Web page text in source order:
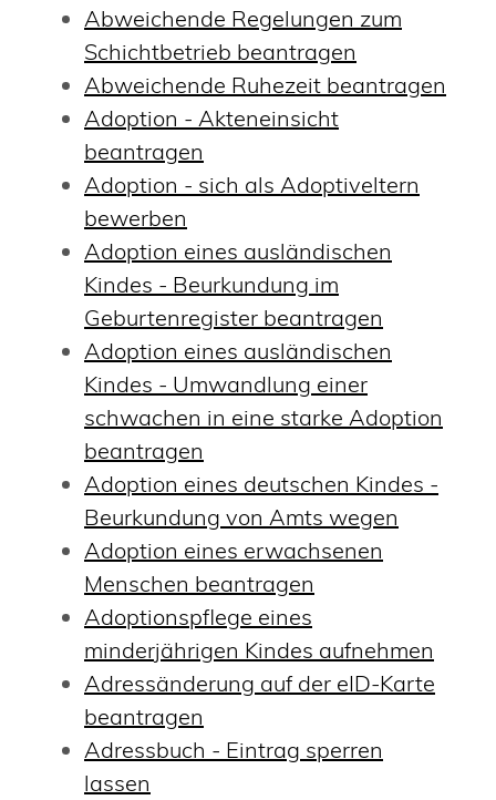
Abweichende Regelungen zum
Schichtbetrieb beantragen
Abweichende Ruhezeit beantragen
Adoption - Akteneinsicht
beantragen
Adoption - sich als Adoptiveltern
bewerben
Adoption eines ausländischen
Kindes - Beurkundung im
Geburtenregister beantragen
Adoption eines ausländischen
Kindes - Umwandlung einer
schwachen in eine starke Adoption
beantragen
Adoption eines deutschen Kindes -
Beurkundung von Amts wegen
Adoption eines erwachsenen
Menschen beantragen
Adoptionspflege eines
minderjährigen Kindes aufnehmen
Adressänderung auf der eID-Karte
beantragen
Adressbuch - Eintrag sperren
lassen